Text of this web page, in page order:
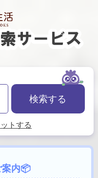
検索する
トする
案内📦